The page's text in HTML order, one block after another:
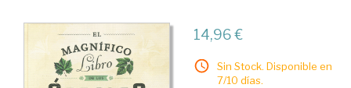
14,96 €
Sin Stock. Disponible en
7/10 días.